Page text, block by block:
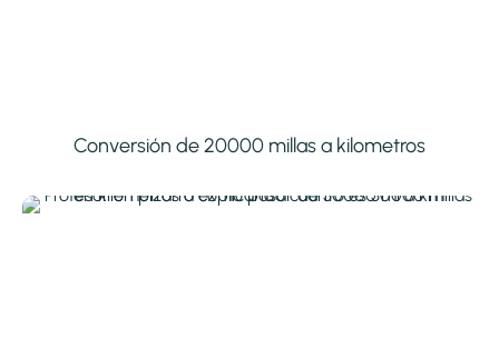
Conversión de 20000 millas a kilometros